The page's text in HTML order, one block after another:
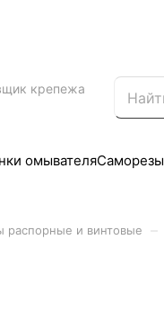
крепежа
омывателяСаморезы
распорные и винтовые